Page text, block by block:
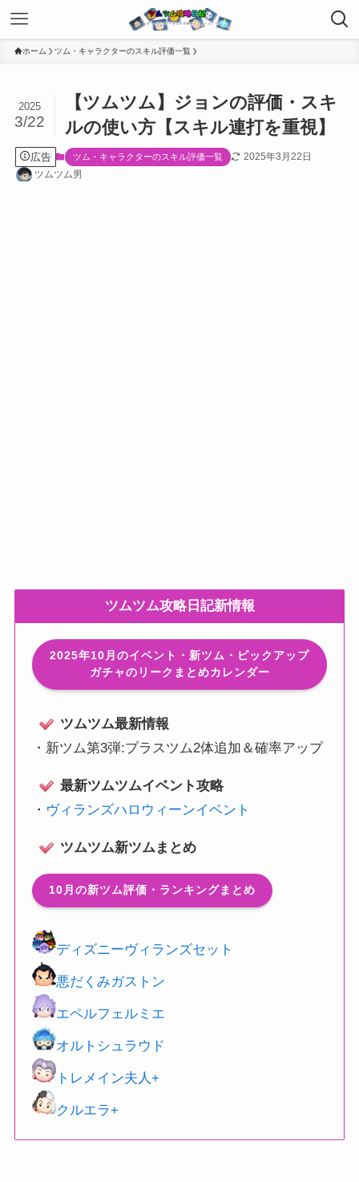
ホーム ツム・キャラクターのスキル評価一覧
【ツムツム】ジョンの評価・スキ
ルの使い方【スキル連打を重視】
2025
3/22
広告 ツム・キャラクターのスキル評価一覧
2025年3月22日
ツムツム男
ツムツム攻略日記新情報
2025年10月のイベント・新ツム・ピックアップ
ガチャのリークまとめカレンダー
ツムツム最新情報
・ 新ツム第3弾:プラスツム2体追加＆確率アップ
最新ツムツムイベント攻略
・ ヴィランズハロウィーンイベント
ツムツム新ツムまとめ
10月の新ツム評価・ランキングまとめ
ディズニーヴィランズセット
悪だくみガストン
エペルフェルミエ
オルトシュラウド
トレメイン夫人+
クルエラ+